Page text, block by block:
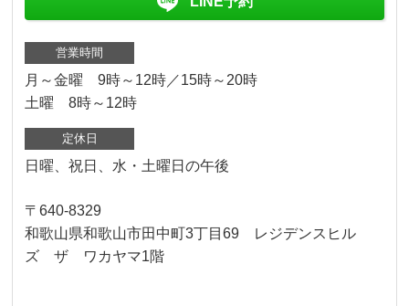
営業時間
月～金曜 9時～12時／15時～20時
土曜 8時～12時
定休日
日曜、祝日、水・土曜日の午後
〒640-8329
和歌山県和歌山市田中町3丁目69 レジデンスヒル
ズ ザ ワカヤマ1階